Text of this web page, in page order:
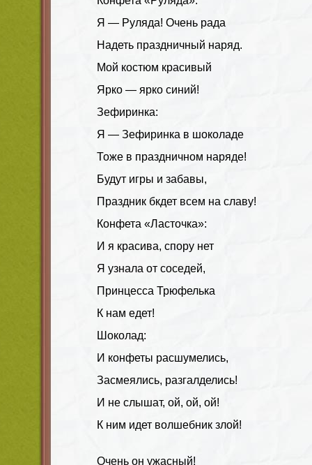
Я — Руляда! Очень рада
Надеть праздничный наряд.
Мой костюм красивый
Ярко — ярко синий!
Зефиринка:
Я — Зефиринка в шоколаде
Тоже в праздничном наряде!
Будут игры и забавы,
Праздник бкдет всем на славу!
Конфета «Ласточка»:
И я красива, спору нет
Я узнала от соседей,
Принцесса Трюфелька
К нам едет!
Шоколад:
И конфеты расшумелись,
Засмеялись, разгалделись!
И не слышат, ой, ой, ой!
К ним идет волшебник злой!
Очень он ужасный!